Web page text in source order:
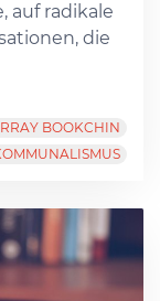
auf radikale
die
BOOKCHIN